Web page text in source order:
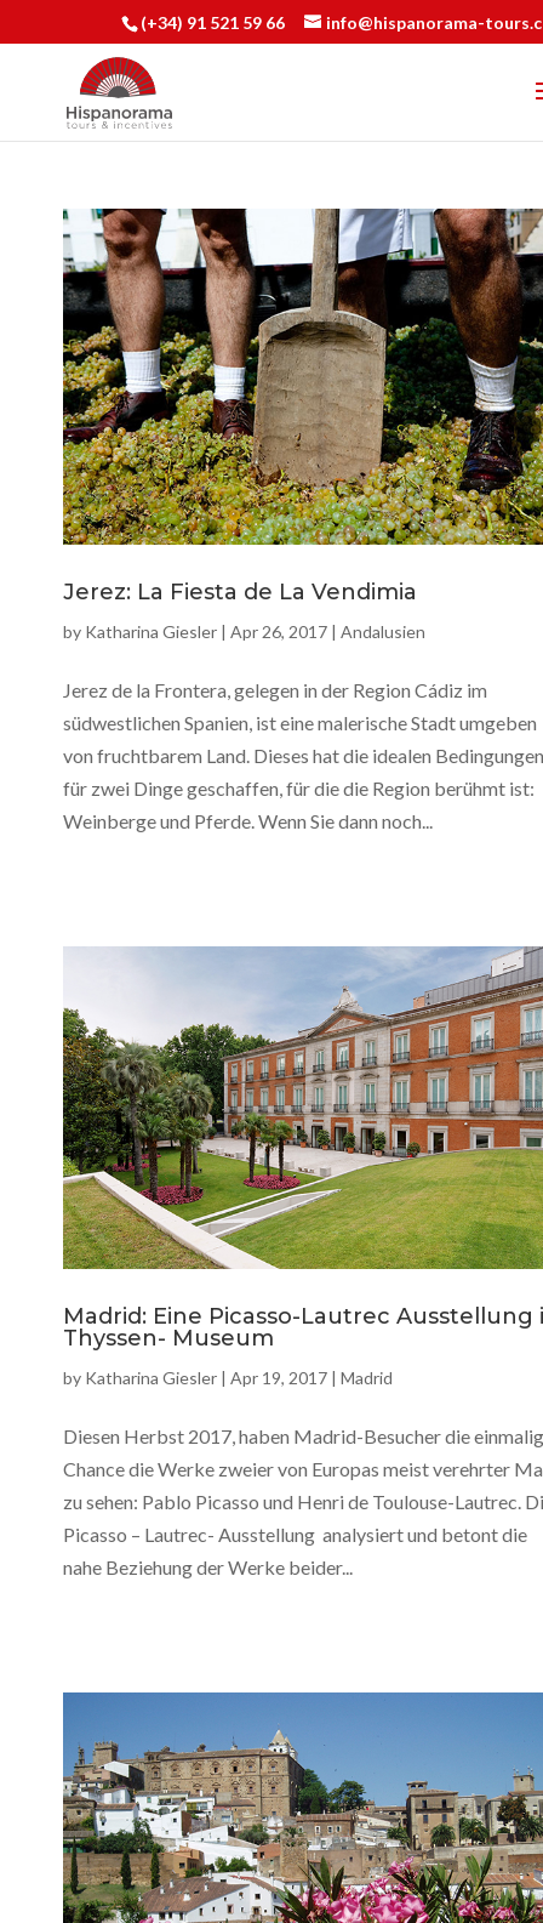
(+34) 91 521 59 66 info@hispanorama-
Jerez: La Fiesta de La Vendimia
by Katharina Giesler | Apr 26, 2017 | Andalusien
Jerez de la Frontera, gelegen in der Region Cádiz im
südwestlichen Spanien, ist eine malerische Stadt umgeben
von fruchtbarem Land. Dieses hat die idealen Bedingungen
für zwei Dinge geschaffen, für die die Region berühmt ist:
Weinberge und Pferde. Wenn Sie dann noch...
Madrid: Eine Picasso-Lautrec Ausstellung
Thyssen- Museum
by Katharina Giesler | Apr 19, 2017 | Madrid
Diesen Herbst 2017, haben Madrid-Besucher die
Chance die Werke zweier von Europas meist verehrter
zu sehen: Pablo Picasso und Henri de Toulouse-Lautrec.
Picasso – Lautrec- Ausstellung analysiert und betont die
nahe Beziehung der Werke beider...